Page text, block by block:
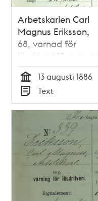
Arbetskarlen Carl
Magnus Eriksson,
68, varnad för
lösdriveri 13 augusti
1886 - polisförhör
Tid
13 augusti 1886
Typ
Text